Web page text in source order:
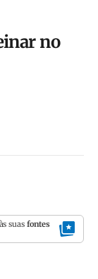
no
suas fontes